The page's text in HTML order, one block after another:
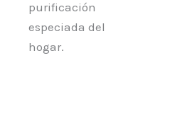
purificación
especiada del
hogar.